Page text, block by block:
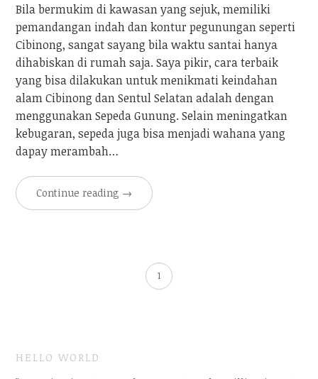
Bila bermukim di kawasan yang sejuk, memiliki
pemandangan indah dan kontur pegunungan seperti
Cibinong, sangat sayang bila waktu santai hanya
dihabiskan di rumah saja. Saya pikir, cara terbaik
yang bisa dilakukan untuk menikmati keindahan
alam Cibinong dan Sentul Selatan adalah dengan
menggunakan Sepeda Gunung. Selain meningatkan
kebugaran, sepeda juga bisa menjadi wahana yang
dapay merambah…
Continue reading →
1
HELLO WORLD